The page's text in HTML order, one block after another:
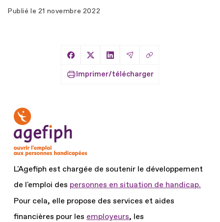
Publié le 21 novembre 2022
Partager sur Facebook
Partager sur X
Partager sur LinkedIn
Partager par Email
Copier le lien
Imprimer/télécharger
L'Agefiph est chargée de soutenir le développement
de l'emploi des personnes en situation de handicap.
Pour cela, elle propose des services et aides
financières pour les employeurs, les